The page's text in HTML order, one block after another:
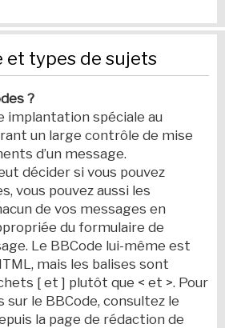
et types de sujets
?
implantation spéciale au
un large contrôle de mise
d’un message.
décider si vous pouvez
vous pouvez aussi les
de vos messages en
du formulaire de
Le BBCode lui-même est
mais les balises sont
[ et ] plutôt que < et >. Pour
sur le BBCode, consultez le
la page de rédaction de